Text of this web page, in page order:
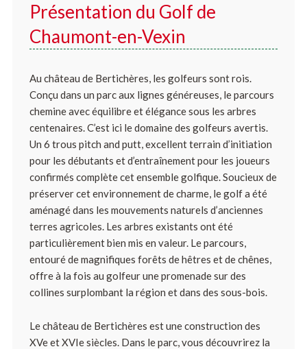
Présentation du Golf de
Chaumont-en-Vexin
Au château de Bertichères, les golfeurs sont rois.
Conçu dans un parc aux lignes généreuses, le parcours
chemine avec équilibre et élégance sous les arbres
centenaires. C’est ici le domaine des golfeurs avertis.
Un 6 trous pitch and putt, excellent terrain d’initiation
pour les débutants et d’entraînement pour les joueurs
confirmés complète cet ensemble golfique. Soucieux de
préserver cet environnement de charme, le golf a été
aménagé dans les mouvements naturels d’anciennes
terres agricoles. Les arbres existants ont été
particulièrement bien mis en valeur. Le parcours,
entouré de magnifiques forêts de hêtres et de chênes,
offre à la fois au golfeur une promenade sur des
collines surplombant la région et dans des sous-bois.
Le château de Bertichères est une construction des
XVe et XVIe siècles. Dans le parc, vous découvrirez la